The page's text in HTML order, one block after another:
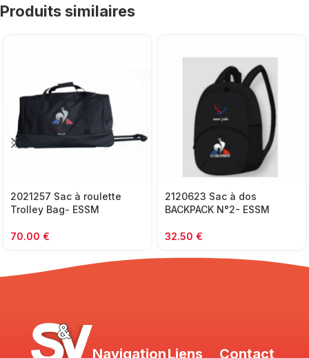
Produits similaires
2021257 Sac à roulette
Trolley Bag- ESSM
70.00 €
2120623 Sac à dos
BACKPACK N°2- ESSM
32.50 €
NavigationLiens Contact